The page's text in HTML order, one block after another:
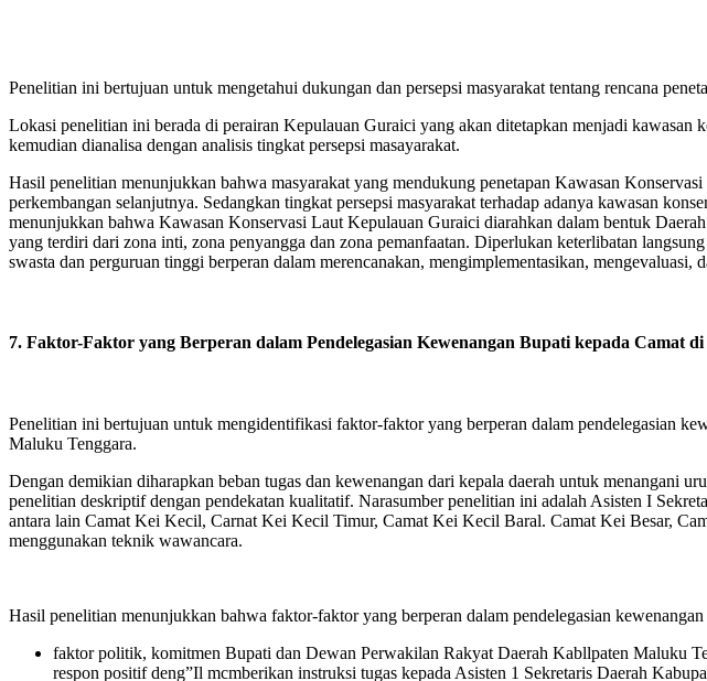
Penelitian ini bertujuan untuk mengetahui dukungan dan persepsi masyarakat tentang rencana
Lokasi penelitian ini berada di perairan Kepulauan Guraici yang akan ditetapkan menjadi
kemudian dianalisa dengan analisis tingkat persepsi masayarakat.
Hasil penelitian menunjukkan bahwa masyarakat yang mendukung penetapan Kawasan
perkembangan selanjutnya. Sedangkan tingkat persepsi masyarakat terhadap adanya kawasan
menunjukkan bahwa Kawasan Konservasi Laut Kepulauan Guraici diarahkan dalam bentuk
yang terdiri dari zona inti, zona penyangga dan zona pemanfaatan. Diperlukan keterlibatan
swasta dan perguruan tinggi berperan dalam merencanakan, mengimplementasikan,
7. Faktor-Faktor yang Berperan dalam Pendelegasian Kewenangan Bupati kepada Camat
Penelitian ini bertujuan untuk mengidentifikasi faktor-faktor yang berperan dalam pendelegasian
Maluku Tenggara.
Dengan demikian diharapkan beban tugas dan kewenangan dari kepala daerah untuk menangani
penelitian deskriptif dengan pendekatan kualitatif. Narasumber penelitian ini adalah Asisten I
antara lain Camat Kei Kecil, Carnat Kei Kecil Timur, Camat Kei Kecil Baral. Camat Kei Besar,
menggunakan teknik wawancara.
Hasil penelitian menunjukkan bahwa faktor-faktor yang berperan dalam pendelegasian
faktor politik, komitmen Bupati dan Dewan Perwakilan Rakyat Daerah Kabllpaten Maluku
respon positif deng”Il mcmberikan instruksi tugas kepada Asisten 1 Sekretaris Daerah